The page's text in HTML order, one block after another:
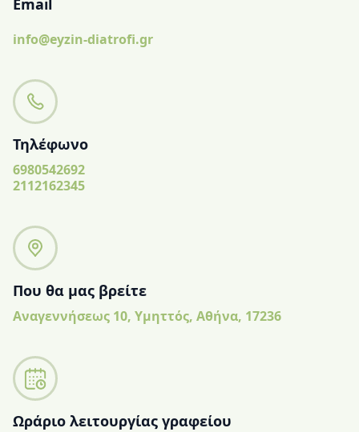
Email
info@eyzin-diatrofi.gr
Τηλέφωνο
6980542692
2112162345
Που θα μας βρείτε
Αναγεννήσεως 10, Υμηττός, Αθήνα, 17236
Ωράριο λειτουργίας γραφείου